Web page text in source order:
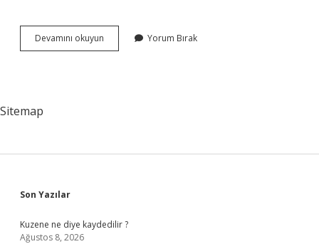
Devamını okuyun Fedakârlık
Yapmak
Yorum Bırak
Sitemap
Sidebar
Son Yazılar
Kuzene ne diye kaydedilir ?
Ağustos 8, 2026